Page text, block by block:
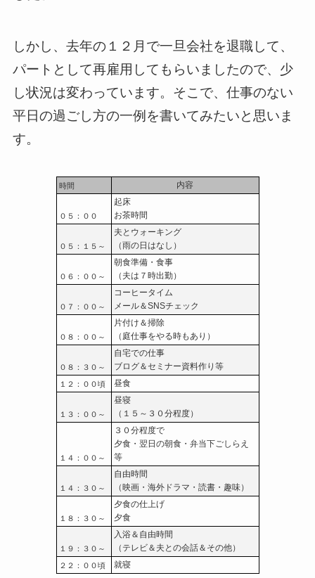
しかし、去年の１２月で一旦会社を退職して、
パートとして再雇用してもらいましたので、少
し状況は変わっています。そこで、仕事のない
平日の過ごし方の一例を書いてみたいと思いま
す。
時間 内容
０５：００
起床
お茶時間
０５：１５～
夫とウォーキング
（雨の日はなし）
０６：００～
朝食準備・食事
（夫は７時出勤）
０７：００～
コーヒータイム
メール＆SNSチェック
０８：００～
片付け＆掃除
（庭仕事をやる時もあり）
０８：３０～
自宅での仕事
ブログ＆セミナー資料作り等
１２：００頃 昼食
１３：００～
昼寝
（１５～３０分程度）
１４：００～
３０分程度で
夕食・翌日の朝食・弁当下ごしらえ
等
１４：３０～
自由時間
（映画・海外ドラマ・読書・趣味）
１８：３０～
夕食の仕上げ
夕食
１９：３０～
入浴＆自由時間
（テレビ＆夫との会話＆その他）
２２：００頃 就寝